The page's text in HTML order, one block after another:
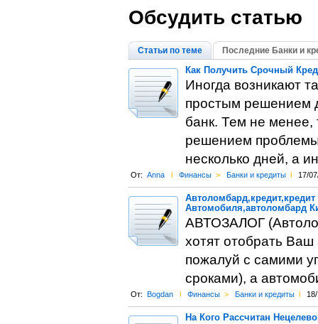
Обсудить статью
Статьи по теме Последние Банки и
Как Получить Срочный
Иногда возникают
простым решением
банк. Тем не менее,
решением
несколько дней, а
От: Anna l Финансы > Банки и кредиты l 17/
Автомобиля,автоломбард
АВТОЗАЛОГ
хотят отобрать
пожалуй с самими
сроками), а
От: Bogdan l Финансы > Банки и кредиты l
На Кого Рассчитан